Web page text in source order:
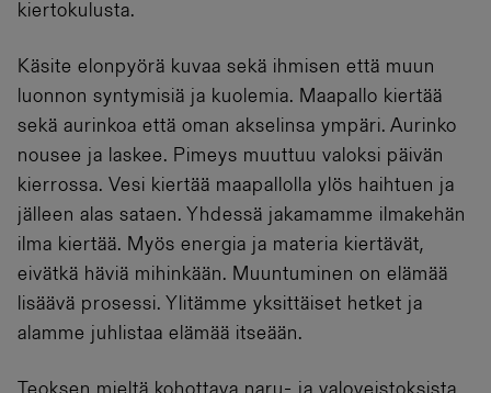
kiertokulusta.
Käsite elonpyörä kuvaa sekä ihmisen että muun
luonnon syntymisiä ja kuolemia. Maapallo kiertää
sekä aurinkoa että oman akselinsa ympäri. Aurinko
nousee ja laskee. Pimeys muuttuu valoksi päivän
kierrossa. Vesi kiertää maapallolla ylös haihtuen ja
jälleen alas sataen. Yhdessä jakamamme ilmakehän
ilma kiertää. Myös energia ja materia kiertävät,
eivätkä häviä mihinkään. Muuntuminen on elämää
lisäävä prosessi. Ylitämme yksittäiset hetket ja
alamme juhlistaa elämää itseään.